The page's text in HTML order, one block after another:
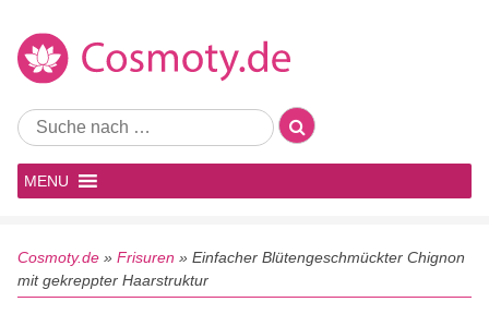
MENU
Cosmoty.de » Frisuren » Einfacher Blütengeschmückter Chignon
mit gekreppter Haarstruktur